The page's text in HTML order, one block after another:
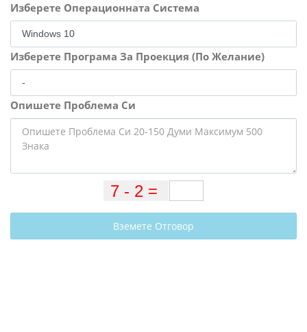
Изберете Операционната Система
Изберете Програма За Проекция (По Желание)
Опишете Проблема Си
Вземете Отговор